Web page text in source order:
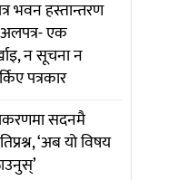
भवन हस्तान्तरण
अलपत्र- एक
न सूचना न
पत्रकार
सदनमै
‘अब यो विषय